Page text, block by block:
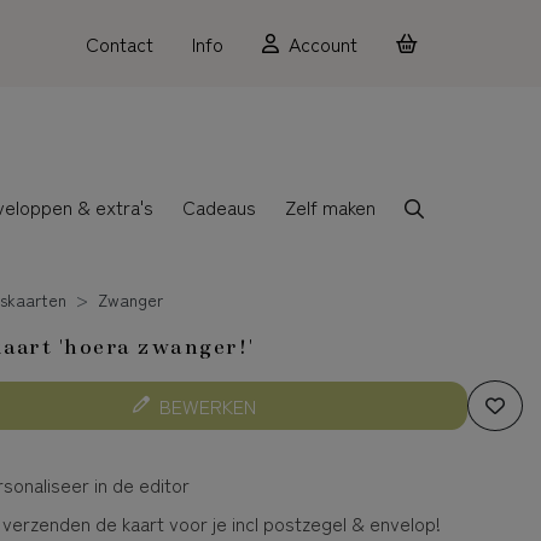
Contact Info Account
& extra's Cadeaus Zelf maken
Zwanger
'hoera zwanger!'
BEWERKEN
in de editor
de kaart voor je incl postzegel & envelop!